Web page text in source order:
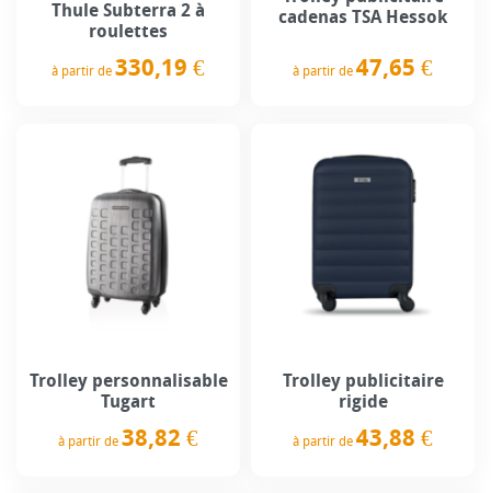
Thule Subterra 2 à
roulettes
à partir de 330,19 €
cadenas TSA Hessok
à partir de 47,65 €
Trolley personnalisable
Tugart
à partir de 38,82 €
Trolley publicitaire
rigide
à partir de 43,88 €